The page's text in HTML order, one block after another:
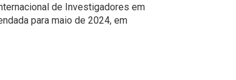
de Investigadores em
para maio de 2024, em